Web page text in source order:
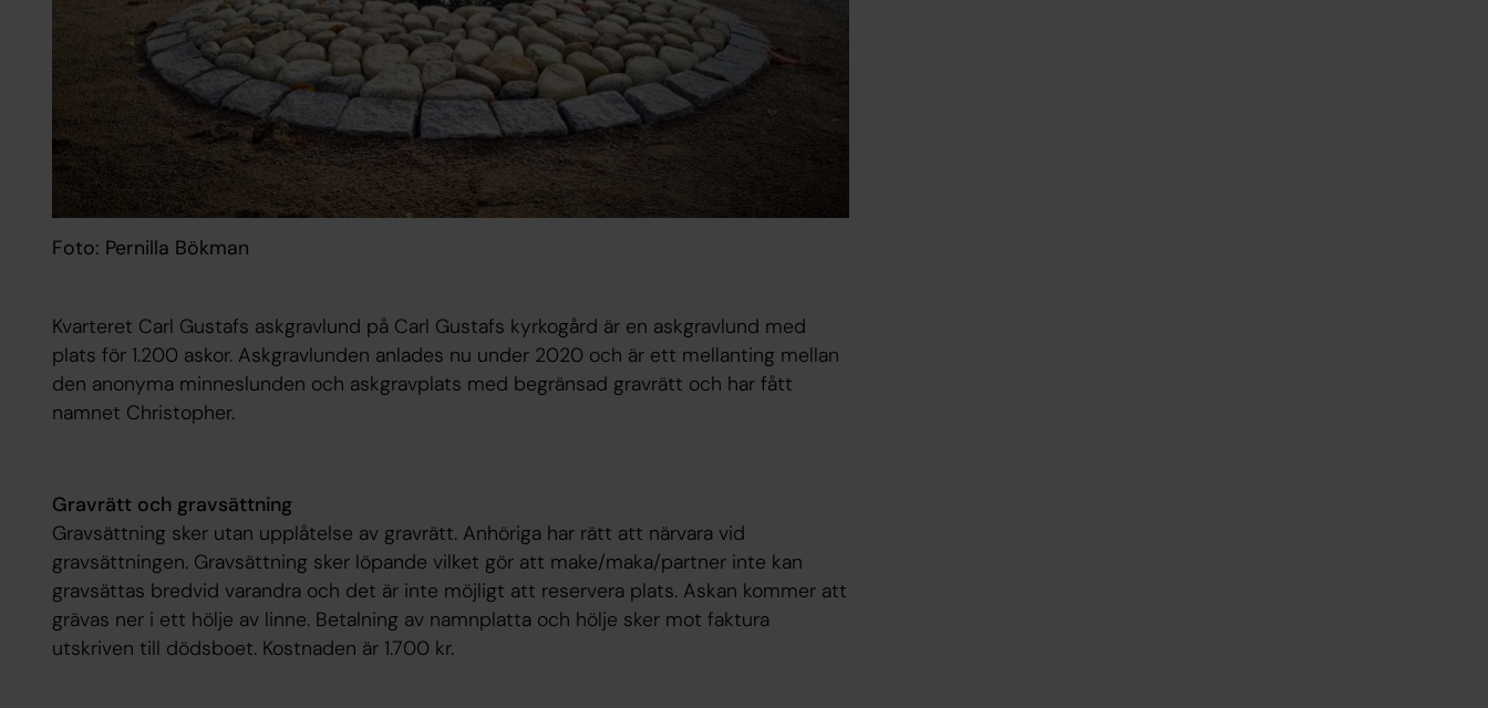
Foto: Pernilla Bökman
Kvarteret Carl Gustafs askgravlund på Carl Gustafs kyrkogård är en askgravlund med
plats för 1.200 askor. Askgravlunden anlades nu under 2020 och är ett mellanting mellan
den anonyma minneslunden och askgravplats med begränsad gravrätt och har fått
namnet Christopher.
Gravrätt och gravsättning
Gravsättning sker utan upplåtelse av gravrätt. Anhöriga har rätt att närvara vid
gravsättningen. Gravsättning sker löpande vilket gör att make/maka/partner inte kan
gravsättas bredvid varandra och det är inte möjligt att reservera plats. Askan kommer att
grävas ner i ett hölje av linne. Betalning av namnplatta och hölje sker mot faktura
utskriven till dödsboet. Kostnaden är 1.700 kr.